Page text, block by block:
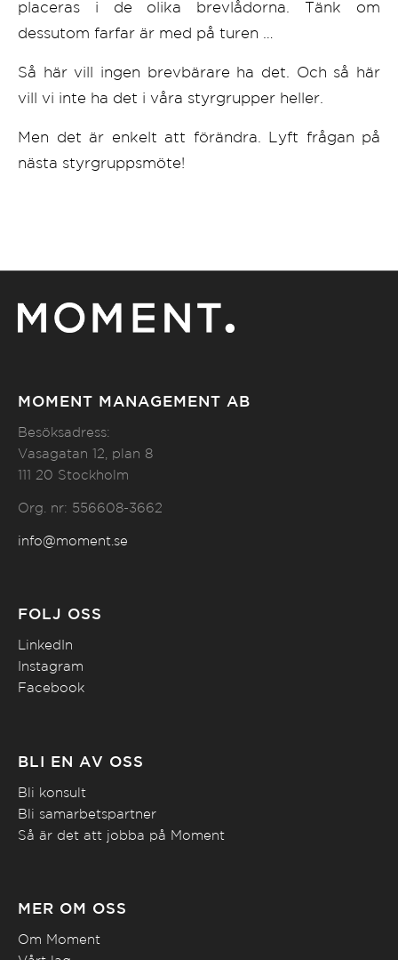
placeras i de olika brevlådorna. Tänk om
dessutom farfar är med på turen …
Så här vill ingen brevbärare ha det. Och så här
vill vi inte ha det i våra styrgrupper heller.
Men det är enkelt att förändra. Lyft frågan på
nästa styrgruppsmöte!
MOMENT MANAGEMENT AB
Besöksadress:
Vasagatan 12, plan 8
111 20 Stockholm
Org. nr: 556608-3662
info@moment.se
FÖLJ OSS
LinkedIn
Instagram
Facebook
BLI EN AV OSS
Bli konsult
Bli samarbetspartner
Så är det att jobba på Moment
MER OM OSS
Om Moment